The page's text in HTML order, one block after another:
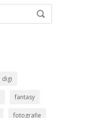
VYHLEDÁVÁNÍ
digi
fantasy
fotografie